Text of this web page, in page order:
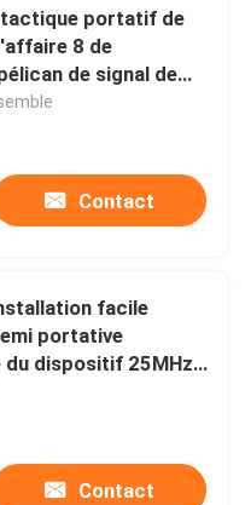
portatif de
8 de
de signal de
3088B 205W
Contact
facile
portative
du dispositif 25MHz-
Contact